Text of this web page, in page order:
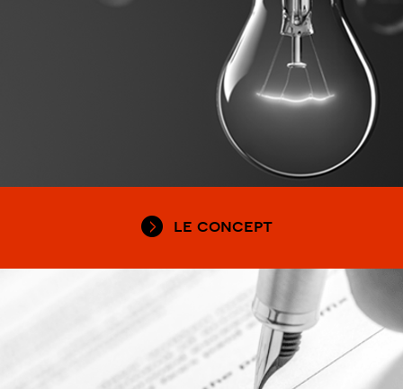
le concept